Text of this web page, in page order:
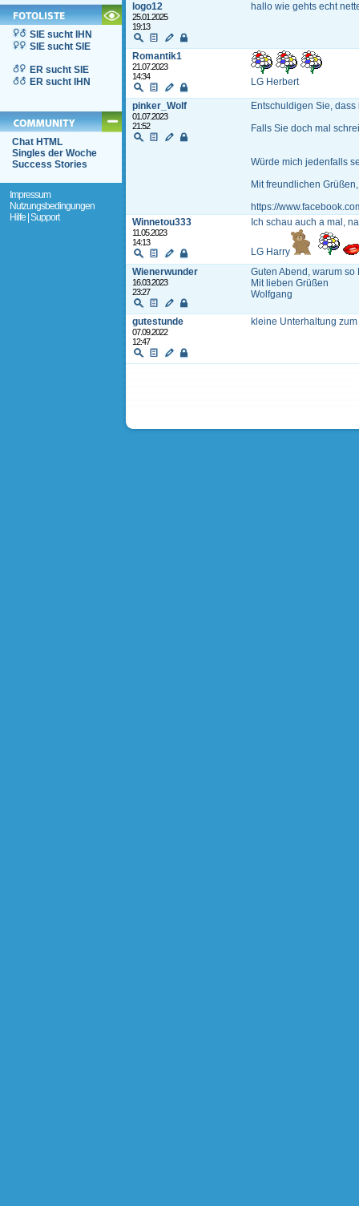
SIE sucht IHN
SIE sucht SIE
ER sucht SIE
ER sucht IHN
Chat HTML
Singles der Woche
Success Stories
Impressum
Nutzungsbedingungen
Hilfe | Support
logo12
25.01.2025
19:13
hallo wie gehts echt
Romantik1
21.07.2023
14:34
LG Herbert
pinker_Wolf
01.07.2023
21:52
Entschuldigen Sie,
Falls Sie doch mal
Würde mich jedenfalls
Mit freundlichen
https://
Winnetou333
11.05.2023
14:13
Ich schau auch a mal,
LG Harry
Wienerwunder
16.03.2023
23:27
Guten Abend, warum so
Mit lieben Grüßen
Wolfgang
gutestunde
07.09.2022
12:47
kleine Unterhaltung